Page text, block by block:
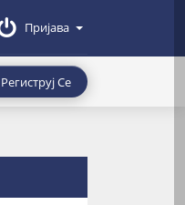
Пријава
Региструј Се